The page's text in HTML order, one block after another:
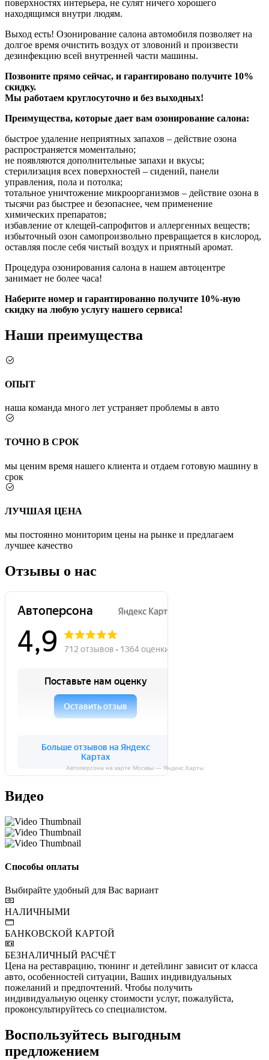
поверхностях интерьера, не сулят ничего хорошего
находящимся внутри людям.
Выход есть! Озонирование салона автомобиля позволяет на
долгое время очистить воздух от зловоний и произвести
дезинфекцию всей внутренней части машины.
Позвоните прямо сейчас, и гарантировано получите 10%
скидку.
Мы работаем круглосуточно и без выходных!
Преимущества, которые дает вам озонирование салона:
быстрое удаление неприятных запахов – действие озона
распространяется моментально;
не появляются дополнительные запахи и вкусы;
стерилизация всех поверхностей – сидений, панели
управления, пола и потолка;
тотальное уничтожение микроорганизмов – действие озона в
тысячи раз быстрее и безопаснее, чем применение
химических препаратов;
избавление от клещей-сапрофитов и аллергенных веществ;
избыточный озон самопроизвольно превращается в кислород,
оставляя после себя чистый воздух и приятный аромат.
Процедура озонирования салона в нашем автоцентре
занимает не более часа!
Наберите номер и гарантированно получите 10%-ную
скидку на любую услугу нашего сервиса!
Наши преимущества
ОПЫТ
наша команда много лет устраняет проблемы в авто
ТОЧНО В СРОК
мы ценим время нашего клиента и отдаем готовую машину в
срок
ЛУЧШАЯ ЦЕНА
мы постоянно мониторим цены на рынке и предлагаем
лучшее качество
Отзывы о нас
Автоперсона на карте Москвы — Яндекс.Карты
Видео
Способы оплаты
Выбирайте удобный для Вас вариант
НАЛИЧНЫМИ
БАНКОВСКОЙ КАРТОЙ
БЕЗНАЛИЧНЫЙ РАСЧЁТ
Цена на реставрацию, тюнинг и детейлинг зависит от класса
авто, особенностей ситуации, Ваших индивидуальных
пожеланий и предпочтений. Чтобы получить
индивидуальную оценку стоимости услуг, пожалуйста,
проконсультируйтесь со специалистом.
Воспользуйтесь выгодным
предложением